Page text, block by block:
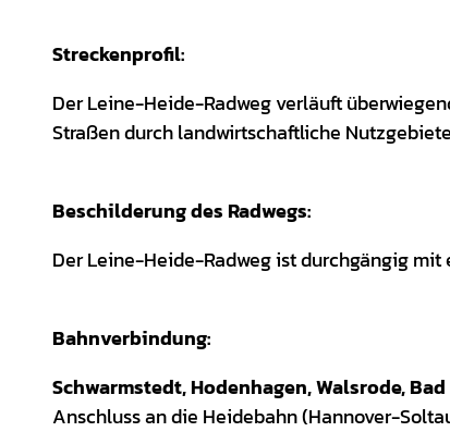
Streckenprofil:
Der Leine-Heide-Radweg verläuft
Straßen durch landwirtschaftliche
Beschilderung des Radwegs:
Der Leine-Heide-Radweg ist durchgängig
Bahnverbindung:
Schwarmstedt, Hodenhagen, Walsrode,
Anschluss an die Heidebahn (Hannover-